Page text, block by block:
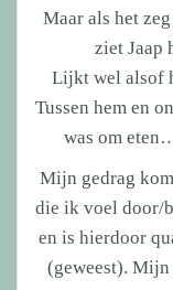
Maar als het
ziet Jaap
Lijkt wel alsof
Tussen hem en
was om
Mijn gedrag
die ik voel door/
en is hierdoor
(geweest).